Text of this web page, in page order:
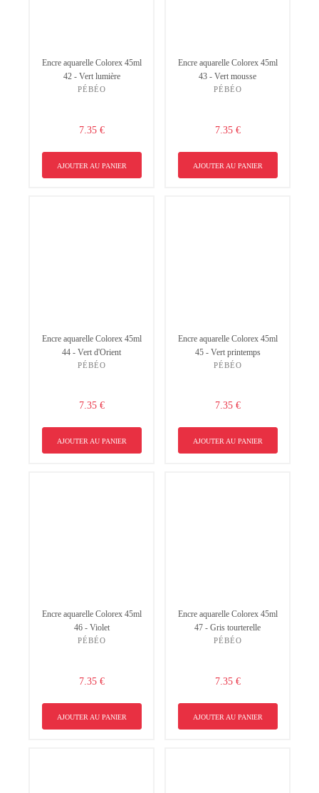
Encre aquarelle Colorex 45ml
42 - Vert lumière
PÉBÉO
7.35 €
AJOUTER AU PANIER
Encre aquarelle Colorex 45ml
43 - Vert mousse
PÉBÉO
7.35 €
AJOUTER AU PANIER
Encre aquarelle Colorex 45ml
44 - Vert d'Orient
PÉBÉO
7.35 €
AJOUTER AU PANIER
Encre aquarelle Colorex 45ml
45 - Vert printemps
PÉBÉO
7.35 €
AJOUTER AU PANIER
Encre aquarelle Colorex 45ml
46 - Violet
PÉBÉO
7.35 €
AJOUTER AU PANIER
Encre aquarelle Colorex 45ml
47 - Gris tourterelle
PÉBÉO
7.35 €
AJOUTER AU PANIER